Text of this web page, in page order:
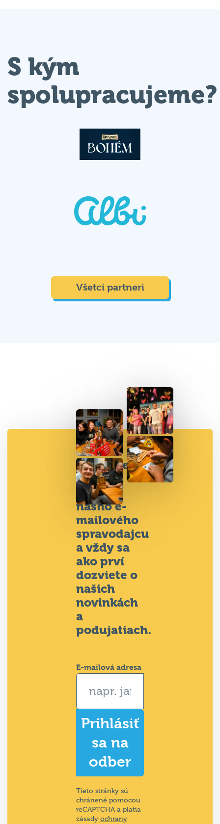
S kým
spolupracujeme?
Všetci partneri
Prihláste
sa na
odber
nášho e-
mailového
spravodajcu
a vždy sa
ako prví
dozviete o
našich
novinkách
a
podujatiach.
E-mailová adresa
Prihlásiť
sa na
odber
Tieto stránky sú
chránené pomocou
reCAPTCHA a platia
zásady ochrany